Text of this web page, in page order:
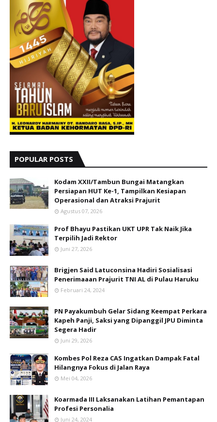
POPULAR POSTS
Kodam XXII/Tambun Bungai Matangkan
Persiapan HUT Ke-1, Tampilkan Kesiapan
Operasional dan Atraksi Prajurit
Agustus 07, 2026
Prof Bhayu Pastikan UKT UPR Tak Naik Jika
Terpilih Jadi Rektor
Juni 27, 2026
Brigjen Said Latuconsina Hadiri Sosialisasi
Penerimaaan Prajurit TNI AL di Pulau Haruku
Februari 24, 2024
PN Payakumbuh Gelar Sidang Keempat Perkara
Kapeh Panji, Saksi yang Dipanggil JPU Diminta
Segera Hadir
Juni 29, 2026
Kombes Pol Reza CAS Ingatkan Dampak Fatal
Hilangnya Fokus di Jalan Raya
Mei 04, 2026
Koarmada III Laksanakan Latihan Pemantapan
Profesi Personalia
Juni 24, 2024